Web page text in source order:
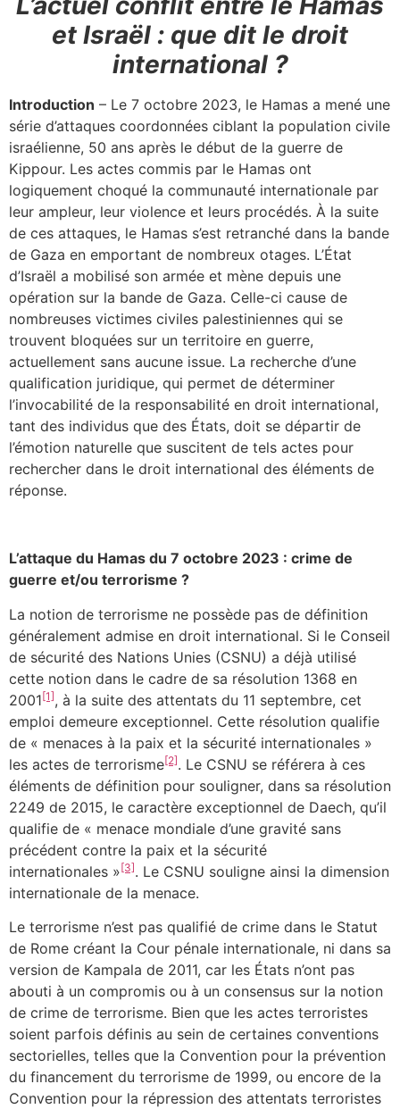
et Israël : que dit le droit
international ?
Introduction – Le 7 octobre 2023, le Hamas a mené une
série d’attaques coordonnées ciblant la population civile
israélienne, 50 ans après le début de la guerre de
Kippour. Les actes commis par le Hamas ont
logiquement choqué la communauté internationale par
leur ampleur, leur violence et leurs procédés. À la suite
de ces attaques, le Hamas s’est retranché dans la bande
de Gaza en emportant de nombreux otages. L’État
d’Israël a mobilisé son armée et mène depuis une
opération sur la bande de Gaza. Celle-ci cause de
nombreuses victimes civiles palestiniennes qui se
trouvent bloquées sur un territoire en guerre,
actuellement sans aucune issue. La recherche d’une
qualification juridique, qui permet de déterminer
l’invocabilité de la responsabilité en droit international,
tant des individus que des États, doit se départir de
l’émotion naturelle que suscitent de tels actes pour
rechercher dans le droit international des éléments de
réponse.
L’attaque du Hamas du 7 octobre 2023 : crime de
guerre et/ou terrorisme ?
La notion de terrorisme ne possède pas de définition
généralement admise en droit international. Si le Conseil
de sécurité des Nations Unies (CSNU) a déjà utilisé
cette notion dans le cadre de sa résolution 1368 en
2001[1], à la suite des attentats du 11 septembre, cet
emploi demeure exceptionnel. Cette résolution qualifie
de « menaces à la paix et la sécurité internationales »
les actes de terrorisme[2]. Le CSNU se référera à ces
éléments de définition pour souligner, dans sa résolution
2249 de 2015, le caractère exceptionnel de Daech, qu’il
qualifie de « menace mondiale d’une gravité sans
précédent contre la paix et la sécurité
internationales »[3]. Le CSNU souligne ainsi la dimension
internationale de la menace.
Le terrorisme n’est pas qualifié de crime dans le Statut
de Rome créant la Cour pénale internationale, ni dans sa
version de Kampala de 2011, car les États n’ont pas
abouti à un compromis ou à un consensus sur la notion
de crime de terrorisme. Bien que les actes terroristes
soient parfois définis au sein de certaines conventions
sectorielles, telles que la Convention pour la prévention
du financement du terrorisme de 1999, ou encore de la
Convention pour la répression des attentats terroristes